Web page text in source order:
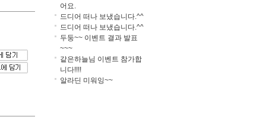
어요.
드디어 떠나 보냈습니다.^^
드디어 떠나 보냈습니다.^^
두둥~~ 이벤트 결과 발표
~~~
같은하늘님 이벤트 참가합
니다!!!!
알라딘 미워잉~~